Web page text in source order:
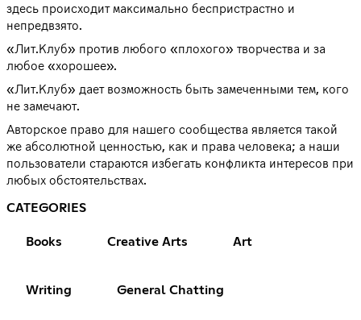
здесь происходит максимально беспристрастно и
непредвзято.
«Лит.Клуб» против любого «плохого» творчества и за
любое «хорошее».
«Лит.Клуб» дает возможность быть замеченными тем, кого
не замечают.
Авторское право для нашего сообщества является такой
же абсолютной ценностью, как и права человека; а наши
пользователи стараются избегать конфликта интересов при
любых обстоятельствах.
CATEGORIES
Books Creative Arts Art
Writing General Chatting